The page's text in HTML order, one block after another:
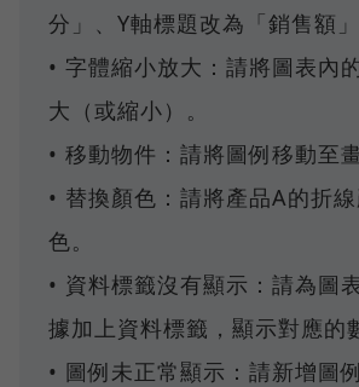
分」、Y軸標題改為「銷售額」
• 字體縮小放大：請將圖表內
大（或縮小）。
• 移動物件：請將圖例移動至
• 替換顏色：請將產品A的折
色。
• 資料標籤沒有顯示：請為圖
據加上資料標籤，顯示對應的
• 圖例未正常顯示：請新增圖